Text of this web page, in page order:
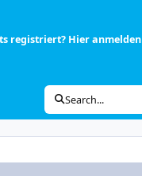
registriert? Hier anmelden
Search...